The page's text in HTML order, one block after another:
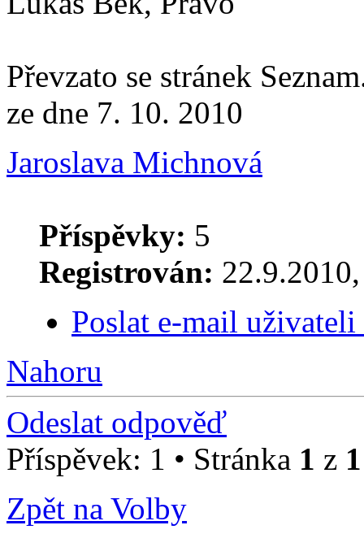
Převzato se stránek
ze dne 7. 10. 2010
Jaroslava Michnová
Příspěvky: 5
Registrován:
Poslat e-mail
Nahoru
Odeslat odpověď
Příspěvek: 1 • Stránka 1 z 1
Zpět na Volby